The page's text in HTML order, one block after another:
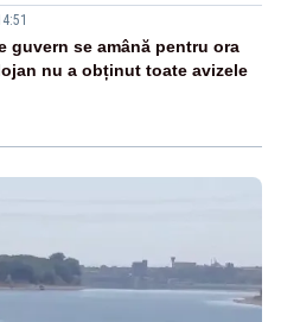
guvern se amână pentru ora
nu a obținut toate avizele